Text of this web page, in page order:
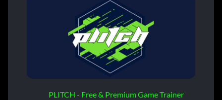
PLITCH - Free & Premium Game Trainer